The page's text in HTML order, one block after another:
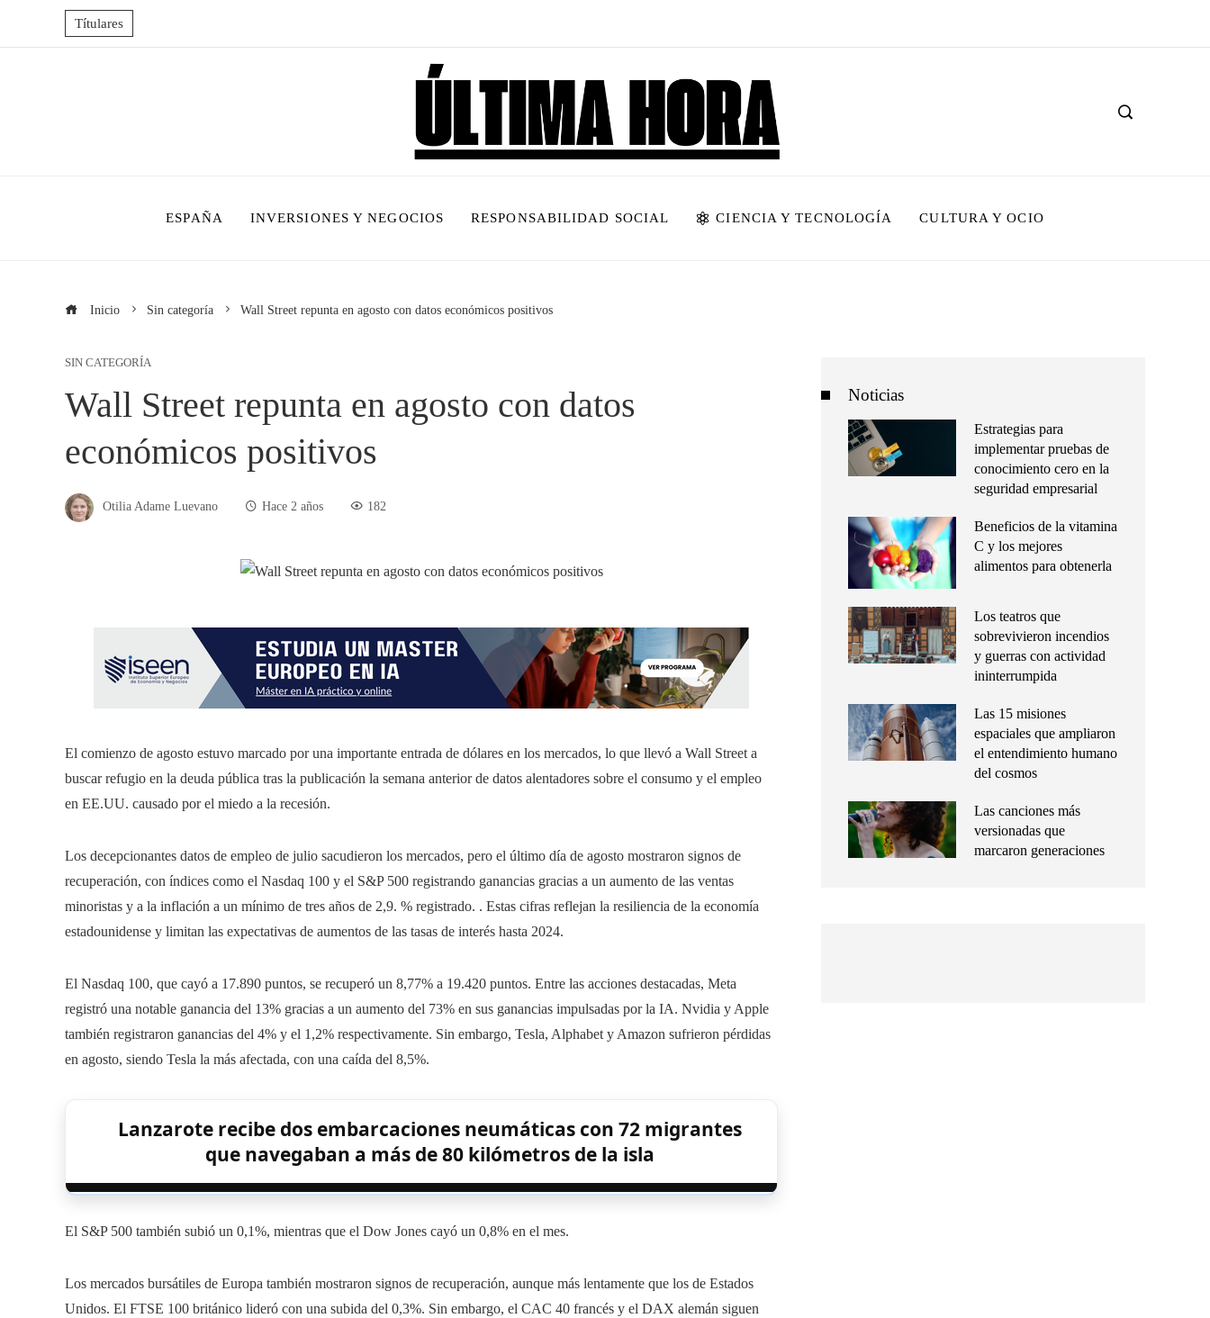
Títulares
ESPAÑA INVERSIONES Y NEGOCIOS RESPONSABILIDAD SOCIAL CIENCIA Y TECNOLOGÍA CULTURA Y OCIO
Inicio Sin categoría Wall Street repunta en agosto con datos económicos positivos
SIN CATEGORÍA
Wall Street repunta en agosto con datos
económicos positivos
Otilia Adame Luevano Hace 2 años 182
El comienzo de agosto estuvo marcado por una importante entrada de dólares en los mercados, lo que llevó a Wall Street a
buscar refugio en la deuda pública tras la publicación la semana anterior de datos alentadores sobre el consumo y el empleo
en EE.UU. causado por el miedo a la recesión.
Los decepcionantes datos de empleo de julio sacudieron los mercados, pero el último día de agosto mostraron signos de
recuperación, con índices como el Nasdaq 100 y el S&P 500 registrando ganancias gracias a un aumento de las ventas
minoristas y a la inflación a un mínimo de tres años de 2,9. % registrado. . Estas cifras reflejan la resiliencia de la economía
estadounidense y limitan las expectativas de aumentos de las tasas de interés hasta 2024.
El Nasdaq 100, que cayó a 17.890 puntos, se recuperó un 8,77% a 19.420 puntos. Entre las acciones destacadas, Meta
registró una notable ganancia del 13% gracias a un aumento del 73% en sus ganancias impulsadas por la IA. Nvidia y Apple
también registraron ganancias del 4% y el 1,2% respectivamente. Sin embargo, Tesla, Alphabet y Amazon sufrieron pérdidas
en agosto, siendo Tesla la más afectada, con una caída del 8,5%.
Lanzarote recibe dos embarcaciones neumáticas con 72 migrantes
que navegaban a más de 80 kilómetros de la isla
El S&P 500 también subió un 0,1%, mientras que el Dow Jones cayó un 0,8% en el mes.
Los mercados bursátiles de Europa también mostraron signos de recuperación, aunque más lentamente que los de Estados
Unidos. El FTSE 100 británico lideró con una subida del 0,3%. Sin embargo, el CAC 40 francés y el DAX alemán siguen
Noticias
Estrategias para
implementar pruebas de
conocimiento cero en la
seguridad empresarial
Beneficios de la vitamina
C y los mejores
alimentos para obtenerla
Los teatros que
sobrevivieron incendios
y guerras con actividad
ininterrumpida
Las 15 misiones
espaciales que ampliaron
el entendimiento humano
del cosmos
Las canciones más
versionadas que
marcaron generaciones